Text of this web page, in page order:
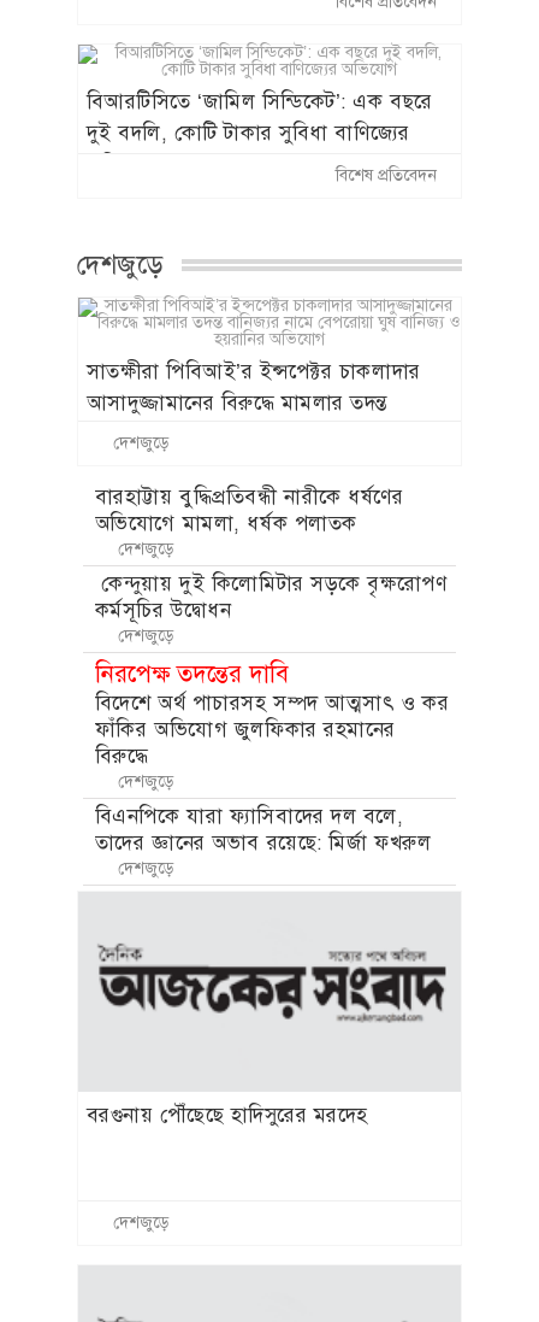
নেতা নবাবগঞ্জ সাবরেজিস্ট্রার নাজমুল
বিআরটিসিতে ‘জামিল সিন্ডিকেট’: এক বছরে
দুই বদলি, কোটি টাকার সুবিধা বাণিজ্যের
বিশেষ প্রতিবেদন
দেশজুড়ে
সাতক্ষীরা পিবিআই’র ইন্সপেক্টর চাকলাদার
আসাদুজ্জামানের বিরুদ্ধে মামলার তদন্ত
বানিজ্যর নামে বেপরোয়া ঘুষ বানিজ্য ও
দেশজুড়ে
বারহাট্টায় বুদ্ধিপ্রতিবন্ধী নারীকে ধর্ষণের
অভিযোগে মামলা, ধর্ষক পলাতক
দেশজুড়ে
কেন্দুয়ায় দুই কিলোমিটার সড়কে বৃক্ষরোপণ
কর্মসূচির উদ্বোধন
দেশজুড়ে
নিরপেক্ষ তদন্তের দাবি
বিদেশে অর্থ পাচারসহ সম্পদ আত্মসাৎ ও কর
ফাঁকির অভিযোগ জুলফিকার রহমানের
বিরুদ্ধে
দেশজুড়ে
বিএনপিকে যারা ফ্যাসিবাদের দল বলে,
তাদের জ্ঞানের অভাব রয়েছে: মির্জা ফখরুল
দেশজুড়ে
বরগুনায় পৌঁছেছে হাদিসুরের মরদেহ
দেশজুড়ে